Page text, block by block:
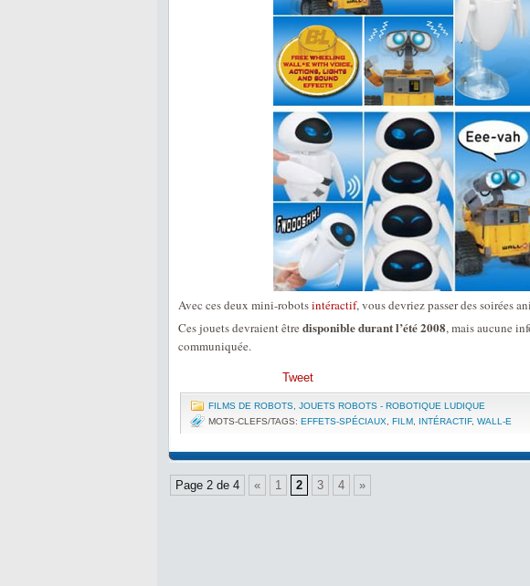
Avec ces deux mini-robotsintéractif, vous devriez passer des soirées
Ces jouets devraient être disponible durant l’été 2008, mais aucune
communiquée.
Tweet
FILMS DE ROBOTS JOUETS ROBOTS - ROBOTIQUE LUDIQUE
MOTS-CLEFS/TAGS: EFFETS-SPÉCIAUX FILM INTÉRACTIF, WALL-E
Page 2 de 4 « 1 2 3 4 »